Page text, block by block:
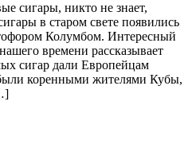
сигары, никто не знает,
в старом свете появились
Колумбом. Интересный
времени рассказывает
сигар дали Европейцам
коренными жителями Кубы,